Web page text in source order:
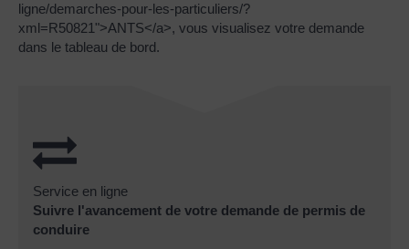
ligne/demarches-pour-les-particuliers/?
xml=R50821">ANTS</a>, vous visualisez votre demande
dans le tableau de bord.
Service en ligne
Suivre l'avancement de votre demande de permis de
conduire